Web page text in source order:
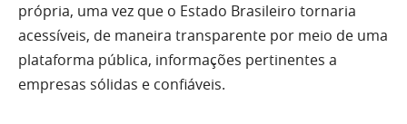
própria, uma vez que o Estado Brasileiro tornaria
acessíveis, de maneira transparente por meio de uma
plataforma pública, informações pertinentes a
empresas sólidas e confiáveis.